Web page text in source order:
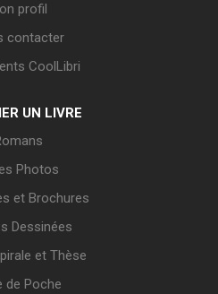
profil
contacter
CoolLibri
UN LIVRE
Photos
et Brochures
Dessinées
et Thèse
de Poche